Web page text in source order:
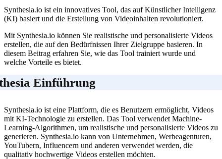
Synthesia.io ist ein innovatives Tool, das auf Künstlicher Intelligenz
(KI) basiert und die Erstellung von Videoinhalten revolutioniert.
Mit Synthesia.io können Sie realistische und personalisierte Videos
erstellen, die auf den Bedürfnissen Ihrer Zielgruppe basieren. In
diesem Beitrag erfahren Sie, wie das Tool trainiert wurde und
welche Vorteile es bietet.
Einführung
Synthesia.io ist eine Plattform, die es Benutzern ermöglicht, Videos
mit KI-Technologie zu erstellen. Das Tool verwendet Machine-
Learning-Algorithmen, um realistische und personalisierte Videos zu
generieren. Synthesia.io kann von Unternehmen, Werbeagenturen,
YouTubern, Influencern und anderen verwendet werden, die
qualitativ hochwertige Videos erstellen möchten.